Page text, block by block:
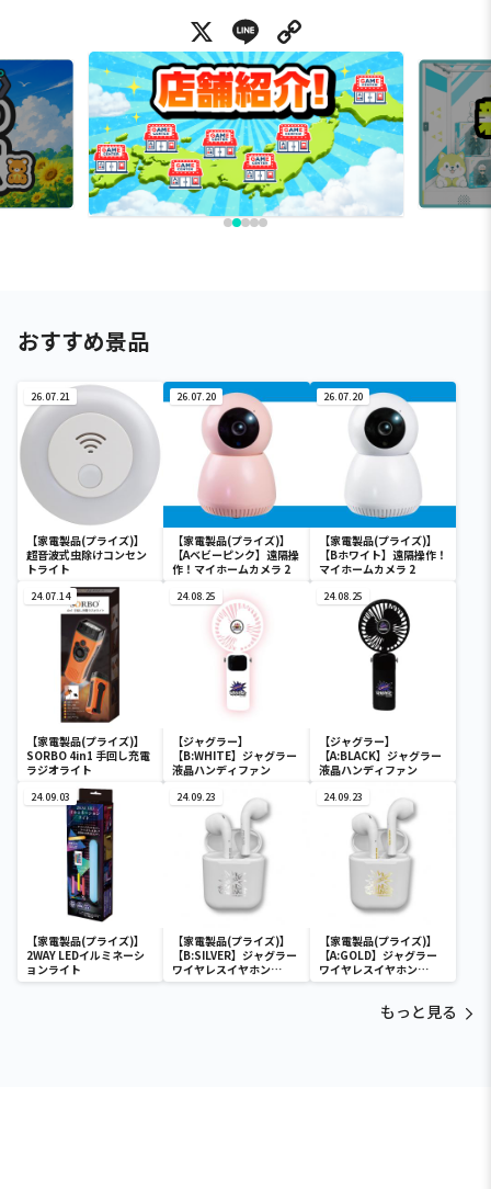
X Line
おすすめ景品
26.07.21
【家電製品(プライズ)】
超音波式虫除けコンセン
トライト
26.07.20
【家電製品(プライズ)】
【Aベビーピンク】遠隔操
作！マイホームカメラ 2
26.07.20
【家電製品(プライズ)】
【Bホワイト】遠隔操作！
マイホームカメラ 2
24.07.14
【家電製品(プライズ)】
SORBO 4in1 手回し充電
ラジオライト
24.08.25
【ジャグラー】
【B:WHITE】ジャグラー
液晶ハンディファン
24.08.25
【ジャグラー】
【A:BLACK】ジャグラー
液晶ハンディファン
24.09.03
【家電製品(プライズ)】
2WAY LEDイルミネーシ
ョンライト
24.09.23
【家電製品(プライズ)】
【B:SILVER】ジャグラー
ワイヤレスイヤホン
2(GOLD&SILVER)
24.09.23
【家電製品(プライズ)】
【A:GOLD】ジャグラー
ワイヤレスイヤホン
2(GOLD&SILVER)
もっと見る